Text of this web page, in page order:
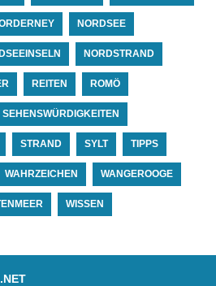
NORDSEE
NORDSTRAND
REITEN ROMÖ
SEHENSWÜRDIGKEITEN
STRAND SYLT TIPPS
WAHRZEICHEN WANGEROOGE
WISSEN